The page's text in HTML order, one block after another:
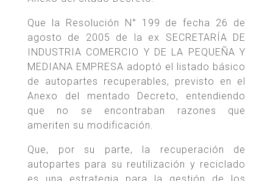
Que la Resolución N° 199 de fecha 26 de
agosto de 2005 de la ex SECRETARÍA DE
INDUSTRIA COMERCIO Y DE LA PEQUEÑA Y
MEDIANA EMPRESA adoptó el listado básico
de autopartes recuperables, previsto en el
Anexo del mentado Decreto, entendiendo
que no se encontraban razones que
ameriten su modificación.
Que, por su parte, la recuperación de
autopartes para su reutilización y reciclado